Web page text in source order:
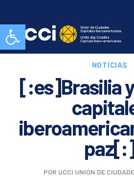
Abrir barra de herramientas
NOTICIAS
[:es]Brasilia
POR UCCI UNIÓN DE